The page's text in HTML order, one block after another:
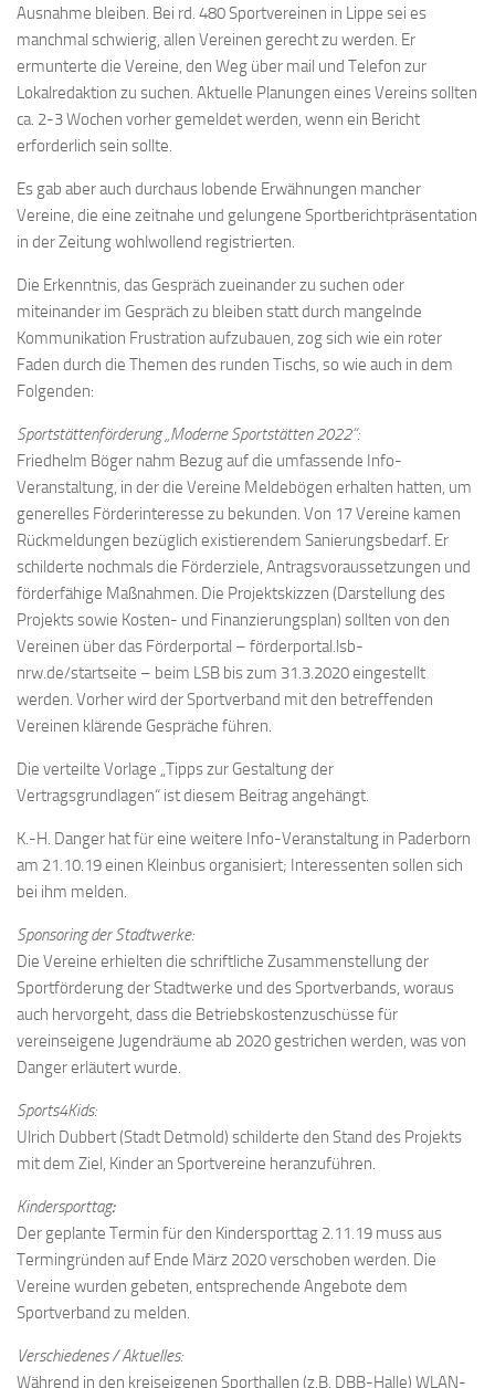
Ausnahme bleiben. Bei rd. 480 Sportvereinen in Lippe sei es
manchmal schwierig, allen Vereinen gerecht zu werden. Er
ermunterte die Vereine, den Weg über mail und Telefon zur
Lokalredaktion zu suchen. Aktuelle Planungen eines Vereins sollten
ca. 2-3 Wochen vorher gemeldet werden, wenn ein Bericht
erforderlich sein sollte.
Es gab aber auch durchaus lobende Erwähnungen mancher
Vereine, die eine zeitnahe und gelungene Sportberichtpräsentation
in der Zeitung wohlwollend registrierten.
Die Erkenntnis, das Gespräch zueinander zu suchen oder
miteinander im Gespräch zu bleiben statt durch mangelnde
Kommunikation Frustration aufzubauen, zog sich wie ein roter
Faden durch die Themen des runden Tischs, so wie auch in dem
Folgenden:
Sportstättenförderung „Moderne Sportstätten 2022“:
Friedhelm Böger nahm Bezug auf die umfassende Info-
Veranstaltung, in der die Vereine Meldebögen erhalten hatten, um
generelles Förderinteresse zu bekunden. Von 17 Vereine kamen
Rückmeldungen bezüglich existierendem Sanierungsbedarf. Er
schilderte nochmals die Förderziele, Antragsvoraussetzungen und
förderfähige Maßnahmen. Die Projektskizzen (Darstellung des
Projekts sowie Kosten- und Finanzierungsplan) sollten von den
Vereinen über das Förderportal – förderportal.lsb-
nrw.de/startseite – beim LSB bis zum 31.3.2020 eingestellt
werden. Vorher wird der Sportverband mit den betreffenden
Vereinen klärende Gespräche führen.
Die verteilte Vorlage „Tipps zur Gestaltung der
Vertragsgrundlagen“ ist diesem Beitrag angehängt.
K.-H. Danger hat für eine weitere Info-Veranstaltung in Paderborn
am 21.10.19 einen Kleinbus organisiert; Interessenten sollen sich
bei ihm melden.
Sponsoring der Stadtwerke:
Die Vereine erhielten die schriftliche Zusammenstellung der
Sportförderung der Stadtwerke und des Sportverbands, woraus
auch hervorgeht, dass die Betriebskostenzuschüsse für
vereinseigene Jugendräume ab 2020 gestrichen werden, was von
Danger erläutert wurde.
Sports4Kids:
Ulrich Dubbert (Stadt Detmold) schilderte den Stand des Projekts
mit dem Ziel, Kinder an Sportvereine heranzuführen.
Kindersporttag:
Der geplante Termin für den Kindersporttag 2.11.19 muss aus
Termingründen auf Ende März 2020 verschoben werden. Die
Vereine wurden gebeten, entsprechende Angebote dem
Sportverband zu melden.
Verschiedenes / Aktuelles:
Während in den kreiseigenen Sporthallen (z.B. DBB-Halle) WLAN-